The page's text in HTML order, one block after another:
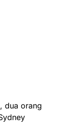
dua orang